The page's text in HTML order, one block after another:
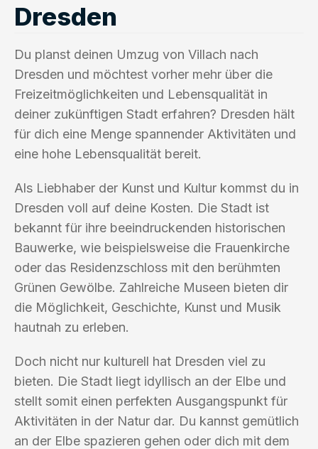
Dresden
Du planst deinen Umzug von Villach nach
Dresden und möchtest vorher mehr über die
Freizeitmöglichkeiten und Lebensqualität in
deiner zukünftigen Stadt erfahren? Dresden hält
für dich eine Menge spannender Aktivitäten und
eine hohe Lebensqualität bereit.
Als Liebhaber der Kunst und Kultur kommst du in
Dresden voll auf deine Kosten. Die Stadt ist
bekannt für ihre beeindruckenden historischen
Bauwerke, wie beispielsweise die Frauenkirche
oder das Residenzschloss mit den berühmten
Grünen Gewölbe. Zahlreiche Museen bieten dir
die Möglichkeit, Geschichte, Kunst und Musik
hautnah zu erleben.
Doch nicht nur kulturell hat Dresden viel zu
bieten. Die Stadt liegt idyllisch an der Elbe und
stellt somit einen perfekten Ausgangspunkt für
Aktivitäten in der Natur dar. Du kannst gemütlich
an der Elbe spazieren gehen oder dich mit dem